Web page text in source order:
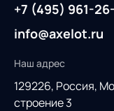
+7 (495) 961-
info@axelot.ru
Наш адрес
129226, Россия,
строение 3